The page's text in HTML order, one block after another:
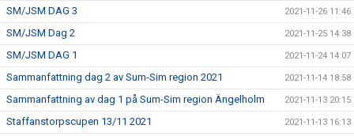
SM/JSM DAG 3 2021-11-26 11:46
SM/JSM Dag 2 2021-11-25 14:38
SM/JSM DAG 1 2021-11-24 14:07
Sammanfattning dag 2 av Sum-Sim region 2021 2021-11-14 18:58
Sammanfattning av dag 1 på Sum-Sim region Ängelholm 2021-11-13 20:15
Staffanstorpscupen 13/11 2021 2021-11-13 16:13